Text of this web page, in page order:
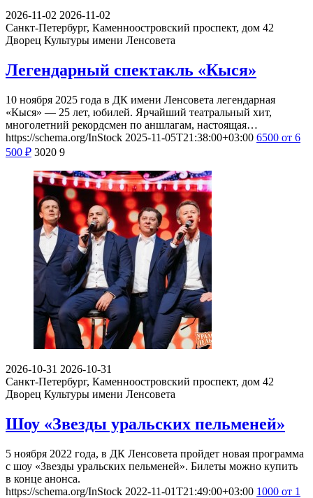
2026-11-02 2026-11-02
Санкт-Петербург, Каменноостровский проспект, дом 42
Дворец Культуры имени Ленсовета
Легендарный спектакль «Кыся»
10 ноября 2025 года в ДК имени Ленсовета легендарная
«Кыся» — 25 лет, юбилей. Ярчайший театральный хит,
многолетний рекордсмен по аншлагам, настоящая…
https://schema.org/InStock 2025-11-05T21:38:00+03:00 6500 от 6
500 ₽ 3020 9
2026-10-31 2026-10-31
Санкт-Петербург, Каменноостровский проспект, дом 42
Дворец Культуры имени Ленсовета
Шоу «Звезды уральских пельменей»
5 ноября 2022 года, в ДК Ленсовета пройдет новая программа
с шоу «Звезды уральских пельменей». Билеты можно купить
в конце анонса.
https://schema.org/InStock 2022-11-01T21:49:00+03:00 1000 от 1